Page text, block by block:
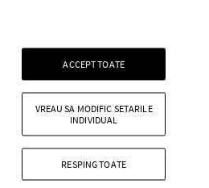
ACCEPT TOATE
RESPING TOATE
VREAU SA MODIFIC SETARILE
INDIVIDUAL